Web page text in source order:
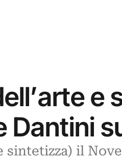
e
Dantini
sintetizza) il